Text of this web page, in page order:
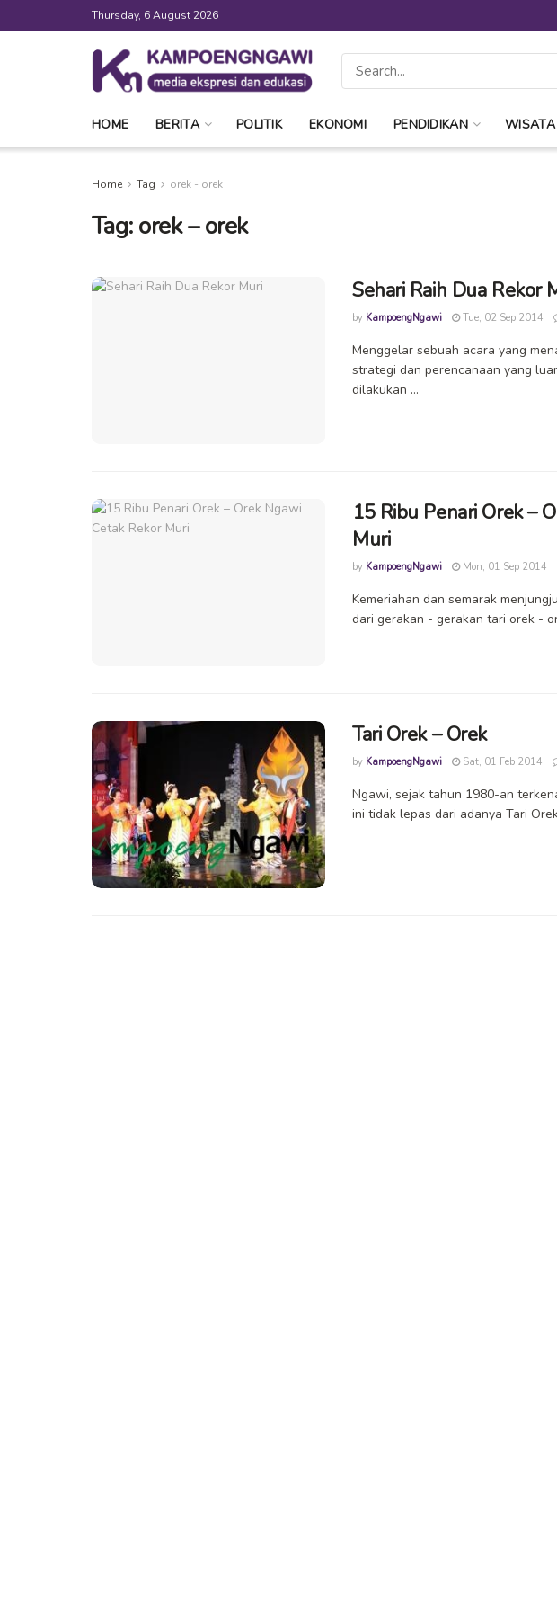
Thursday, 6 August 2026
HOME BERITA POLITIK EKONOMI PENDIDIKAN WISATA
Home Tag orek - orek
Tag: orek – orek
Sehari Raih Dua Rekor
by KampoengNgawi Tue, 02 Sep 2014
Menggelar sebuah acara yang
strategi dan perencanaan yang
dilakukan ...
15 Ribu Penari Orek –
Muri
by KampoengNgawi Mon, 01 Sep 2014
Kemeriahan dan semarak
dari gerakan - gerakan tari orek -
Tari Orek – Orek
by KampoengNgawi Sat, 01 Feb 2014
Ngawi, sejak tahun 1980-an
ini tidak lepas dari adanya Tari